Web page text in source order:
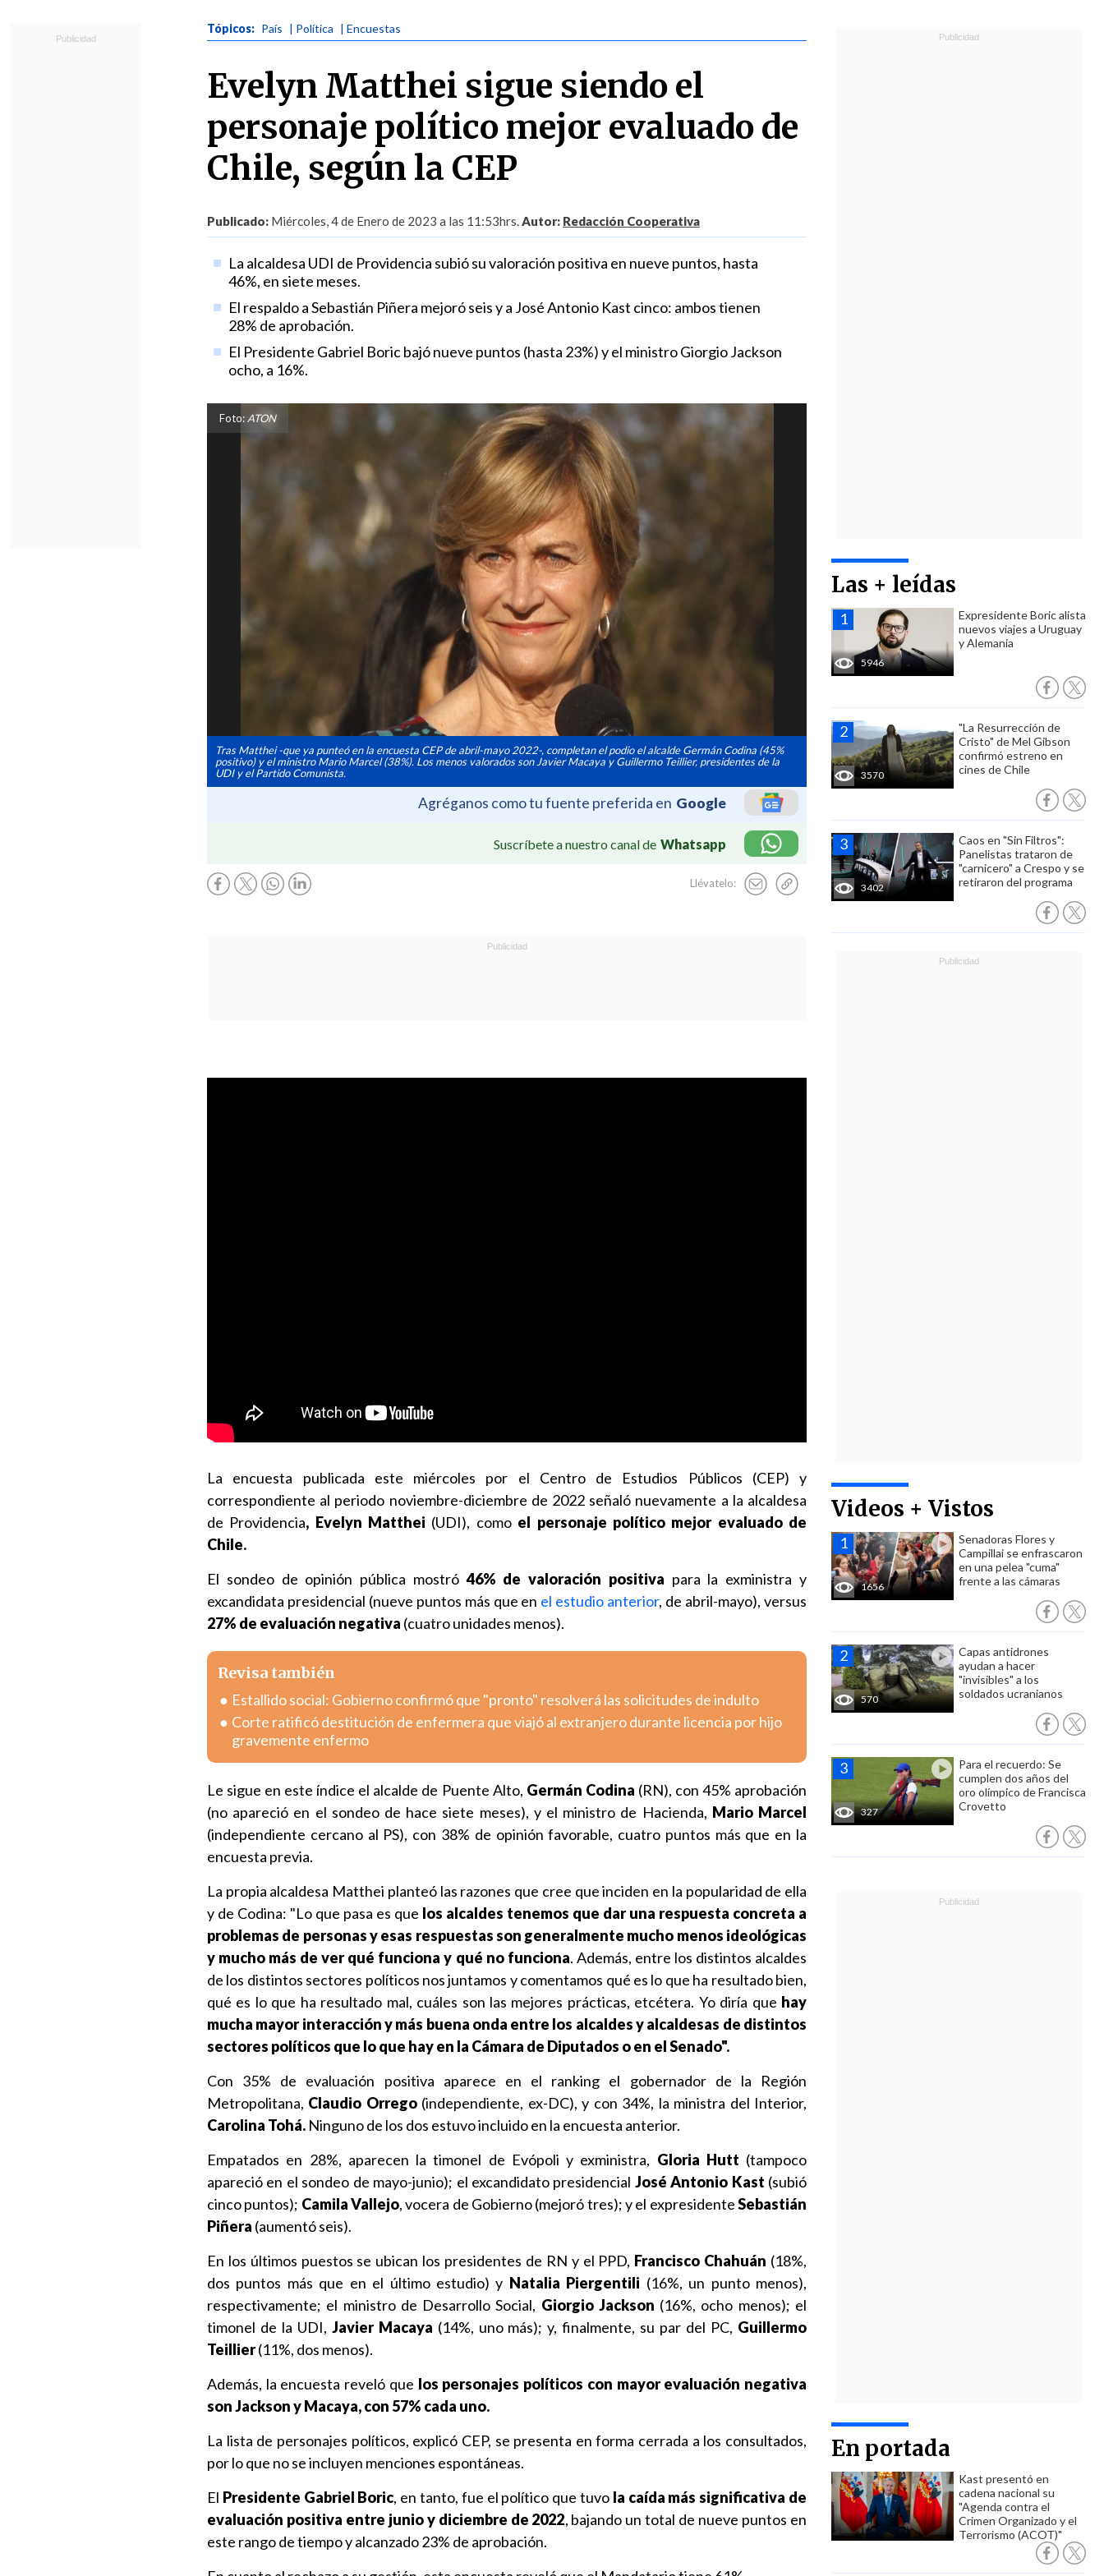
Tópicos: País | Política | Encuestas
Evelyn Matthei sigue siendo el
personaje político mejor evaluado de
Chile, según la CEP
Publicado: Miércoles, 4 de Enero de 2023 a las 11:53hrs.Autor: Redacción Cooperativa
La alcaldesa UDI de Providencia subió su valoración positiva en nueve puntos, hasta
46%, en siete meses.
El respaldo a Sebastián Piñera mejoró seis y a José Antonio Kast cinco: ambos tienen
28% de aprobación.
El Presidente Gabriel Boric bajó nueve puntos (hasta 23%) y el ministro Giorgio Jackson
ocho, a 16%.
Foto: ATON
Tras Matthei -que ya punteó en la encuesta CEP de abril-mayo 2022-, completan el podio el alcalde Germán Codina (45%
positivo) y el ministro Mario Marcel (38%). Los menos valorados son Javier Macaya y Guillermo Teillier, presidentes de la
UDI y el Partido Comunista.
Agréganos como tu fuente preferida en Google
Suscríbete a nuestro canal de Whatsapp
Llévatelo:
Las + leídas
5946
Expresidente Boric alista
nuevos viajes a Uruguay
y Alemania
3570
"La Resurrección de
Cristo" de Mel Gibson
confirmó estreno en
cines de Chile
3402
Caos en "Sin Filtros":
Panelistas trataron de
"carnicero" a Crespo y se
retiraron del programa
Videos + Vistos
1656
Senadoras Flores y
Campillai se enfrascaron
en una pelea "cuma"
frente a las cámaras
570
Capas antidrones
ayudan a hacer
"invisibles" a los
soldados ucranianos
327
Para el recuerdo: Se
cumplen dos años del
oro olímpico de Francisca
Crovetto
En portada
Kast presentó en
cadena nacional su
"Agenda contra el
Crimen Organizado y el
Terrorismo (ACOT)"
La encuesta publicada este miércoles por el Centro de Estudios Públicos (CEP) y
correspondiente al periodo noviembre-diciembre de 2022 señaló nuevamente a la alcaldesa
de Providencia, Evelyn Matthei (UDI), como el personaje político mejor evaluado de
Chile.
El sondeo de opinión pública mostró46% de valoración positiva para la exministra y
excandidata presidencial (nueve puntos más que en el estudio anterior, de abril-mayo), versus
27% de evaluación negativa (cuatro unidades menos).
Revisa también
Estallido social: Gobierno confirmó que "pronto" resolverá las solicitudes de indulto
Corte ratificó destitución de enfermera que viajó al extranjero durante licencia por hijo
gravemente enfermo
Le sigue en este índice el alcalde de Puente Alto, Germán Codina (RN), con 45% aprobación
(no apareció en el sondeo de hace siete meses), y el ministro de Hacienda, Mario Marcel
(independiente cercano al PS), con 38% de opinión favorable, cuatro puntos más que en la
encuesta previa.
La propia alcaldesa Matthei planteó las razones que cree que inciden en la popularidad de ella
y de Codina: "Lo que pasa es que los alcaldes tenemos que dar una respuesta concreta a
problemas de personas y esas respuestas son generalmente mucho menos ideológicas
y mucho más de ver qué funciona y qué no funciona. Además, entre los distintos alcaldes
de los distintos sectores políticos nos juntamos y comentamos qué es lo que ha resultado bien,
qué es lo que ha resultado mal, cuáles son las mejores prácticas, etcétera. Yo diría que hay
mucha mayor interacción y más buena onda entre los alcaldes y alcaldesas de distintos
sectores políticos que lo que hay en la Cámara de Diputados o en el Senado".
Con 35% de evaluación positiva aparece en el ranking el gobernador de la Región
Metropolitana, Claudio Orrego(independiente, ex-DC), y con 34%, la ministra del Interior,
Carolina Tohá. Ninguno de los dos estuvo incluido en la encuesta anterior.
Empatados en 28%, aparecen la timonel de Evópoli y exministra, Gloria Hutt (tampoco
apareció en el sondeo de mayo-junio); el excandidato presidencial José Antonio Kast (subió
cinco puntos); Camila Vallejo, vocera de Gobierno (mejoró tres); y el expresidenteSebastián
Piñera (aumentó seis).
En los últimos puestos se ubican los presidentes de RN y el PPD, Francisco Chahuán (18%,
dos puntos más que en el último estudio) y Natalia Piergentili (16%, un punto menos),
respectivamente; el ministro de Desarrollo Social, Giorgio Jackson (16%, ocho menos); el
timonel de la UDI, Javier Macaya (14%, uno más); y, finalmente, su par del PC, Guillermo
Teillier(11%, dos menos).
Además, la encuesta reveló que los personajes políticos con mayor evaluación negativa
son Jackson y Macaya, con 57% cada uno.
La lista de personajes políticos, explicó CEP, se presenta en forma cerrada a los consultados,
por lo que no se incluyen menciones espontáneas.
El Presidente Gabriel Boric, en tanto, fue el político que tuvo la caída más significativa de
evaluación positiva entre junio y diciembre de 2022, bajando un total de nueve puntos en
este rango de tiempo y alcanzado 23% de aprobación.